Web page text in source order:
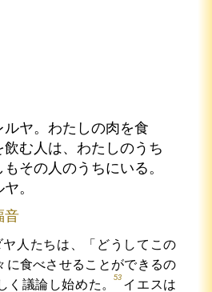
ルヤ。わたしの肉を食
む人は、わたしのうち
その人のうちにいる。
。
音
ヤ人たちは、「どうしてこの
に食べさせることができるの
く議論し始めた。
53
イエスは